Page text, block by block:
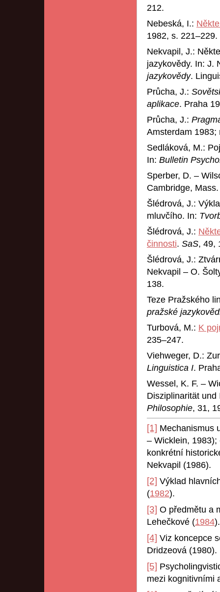
212.
Nebeská, I.:
1982, s. 221–229.
Nekvapil, J.:
jazykovědy. In: J.
jazykovědy.
Průcha, J.:
aplikace. Praha
Průcha, J.:
Amsterdam
Sedláková, M.:
In: Bulletin
Sperber, D. –
Cambridge,
Šlédrová, J.:
mluvčího. In:
Šlédrová, J.:
činnosti. SaS, 49,
Šlédrová, J.:
Nekvapil – O.
138.
Teze Pražského
pražské
Turbová, M.: K
235–247.
Viehweger, D.:
Linguistica I.
Wessel, K. F. –
Disziplinarität
Philosophie, 31,
[1] Mechanismus
– Wicklein,
konkrétní
Nekvapil (1986).
[2] Výklad
(1982).
[3] O předmětu a
Lehečkové (1984).
[4] Viz koncepce
Dridzeová (1980).
[5]
mezi kognitivními